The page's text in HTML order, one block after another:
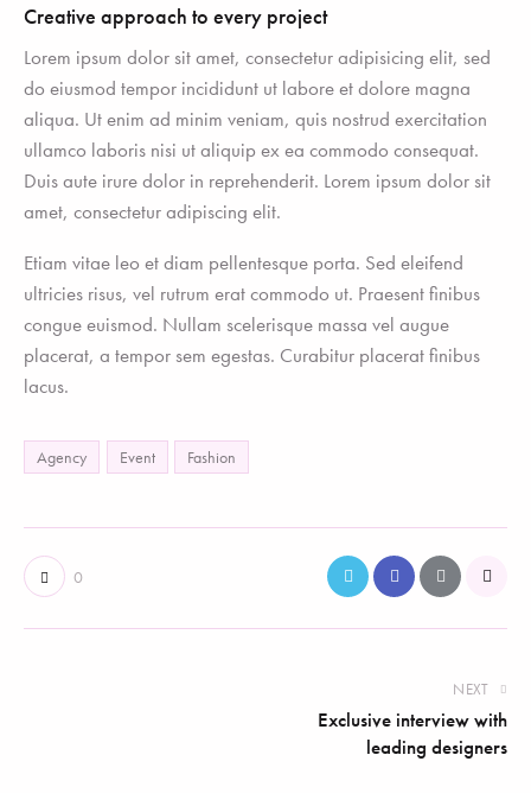
Creative approach to every project
Lorem ipsum dolor sit amet, consectetur adipisicing elit, sed
do eiusmod tempor incididunt ut labore et dolore magna
aliqua. Ut enim ad minim veniam, quis nostrud exercitation
ullamco laboris nisi ut aliquip ex ea commodo consequat.
Duis aute irure dolor in reprehenderit. Lorem ipsum dolor sit
amet, consectetur adipiscing elit.
Etiam vitae leo et diam pellentesque porta. Sed eleifend
ultricies risus, vel rutrum erat commodo ut. Praesent finibus
congue euismod. Nullam scelerisque massa vel augue
placerat, a tempor sem egestas. Curabitur placerat finibus
lacus.
Agency Event Fashion
0
NEXT
Exclusive interview with
leading designers